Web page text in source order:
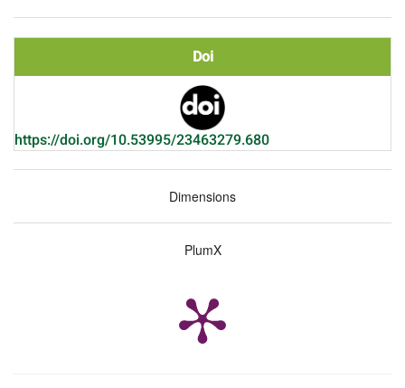
Doi
https://doi.org/10.53995/23463279.680
Dimensions
PlumX